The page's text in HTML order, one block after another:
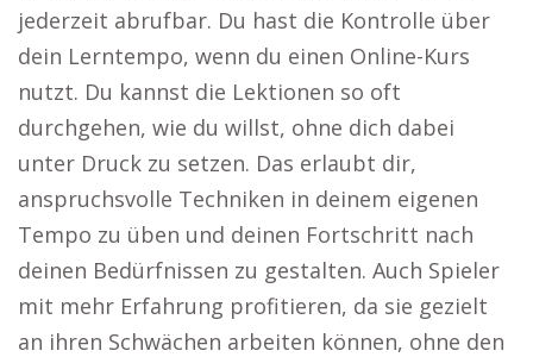
jederzeit abrufbar. Du hast die Kontrolle über
dein Lerntempo, wenn du einen Online-Kurs
nutzt. Du kannst die Lektionen so oft
durchgehen, wie du willst, ohne dich dabei
unter Druck zu setzen. Das erlaubt dir,
anspruchsvolle Techniken in deinem eigenen
Tempo zu üben und deinen Fortschritt nach
deinen Bedürfnissen zu gestalten. Auch Spieler
mit mehr Erfahrung profitieren, da sie gezielt
an ihren Schwächen arbeiten können, ohne den